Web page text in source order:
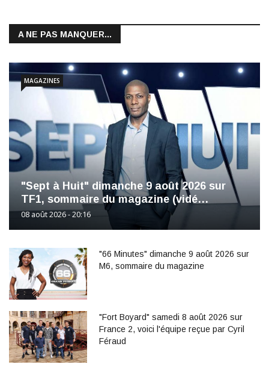
A NE PAS MANQUER...
"Sept à Huit" dimanche 9 août 2026 sur
TF1, sommaire du magazine (vidé…
08 août 2026 - 20:16
MAGAZINES
"66 Minutes" dimanche 9 août 2026 sur
M6, sommaire du magazine
"Fort Boyard" samedi 8 août 2026 sur
France 2, voici l'équipe reçue par Cyril
Féraud